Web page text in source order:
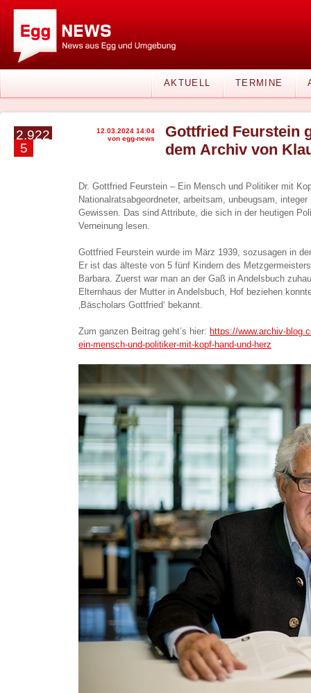
AKTUELL TERMINE
2.922
5
12.03.2024 14:04
von egg-news
Gottfried Feurstein
dem Archiv von
Dr. Gottfried Feurstein – Ein Mensch und Politiker mit
Nationalratsabgeordneter, arbeitsam, unbeugsam,
Gewissen. Das sind Attribute, die sich in der heutigen
Verneinung lesen.
Gottfried Feurstein wurde im März 1939, sozusagen in
Er ist das älteste von 5 fünf Kindern des
Barbara. Zuerst war man an der Gaß in Andelsbuch
Elternhaus der Mutter in Andelsbuch, Hof beziehen
‚Bäscholars Gottfried‘ bekannt.
Zum ganzen Beitrag geht’s hier: https://www.archiv-
ein-mensch-und-politiker-mit-kopf-hand-und-herz